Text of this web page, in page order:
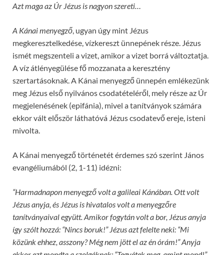
Azt maga az Úr Jézus is nagyon szereti…
A Kánai menyegző, ugyan úgy mint Jézus
megkeresztelkedése, vízkereszt ünnepének része. Jézus
ismét megszenteli a vizet, amikor a vizet borrá változtatja.
A víz átlényegülése fő mozzanata a keresztény
szertartásoknak. A Kánai menyegző ünnepén emlékezünk
meg Jézus első nyilvános csodatételéről, mely része az Úr
megjelenésének (epifánia), mivel a tanítványok számára
ekkor vált először láthatóvá Jézus csodatevő ereje, isteni
mivolta.
A Kánai menyegző történetét érdemes szó szerint János
evangéliumából (2, 1-11) idézni:
“Harmadnapon menyegző volt a galileai Kánában. Ott volt
Jézus anyja, és Jézus is hivatalos volt a menyegzőre
tanítványaival együtt. Amikor fogytán volt a bor, Jézus anyja
így szólt hozzá: “Nincs boruk!” Jézus azt felelte neki: “Mi
közünk ehhez, asszony? Még nem jött el az én órám!” Anyja